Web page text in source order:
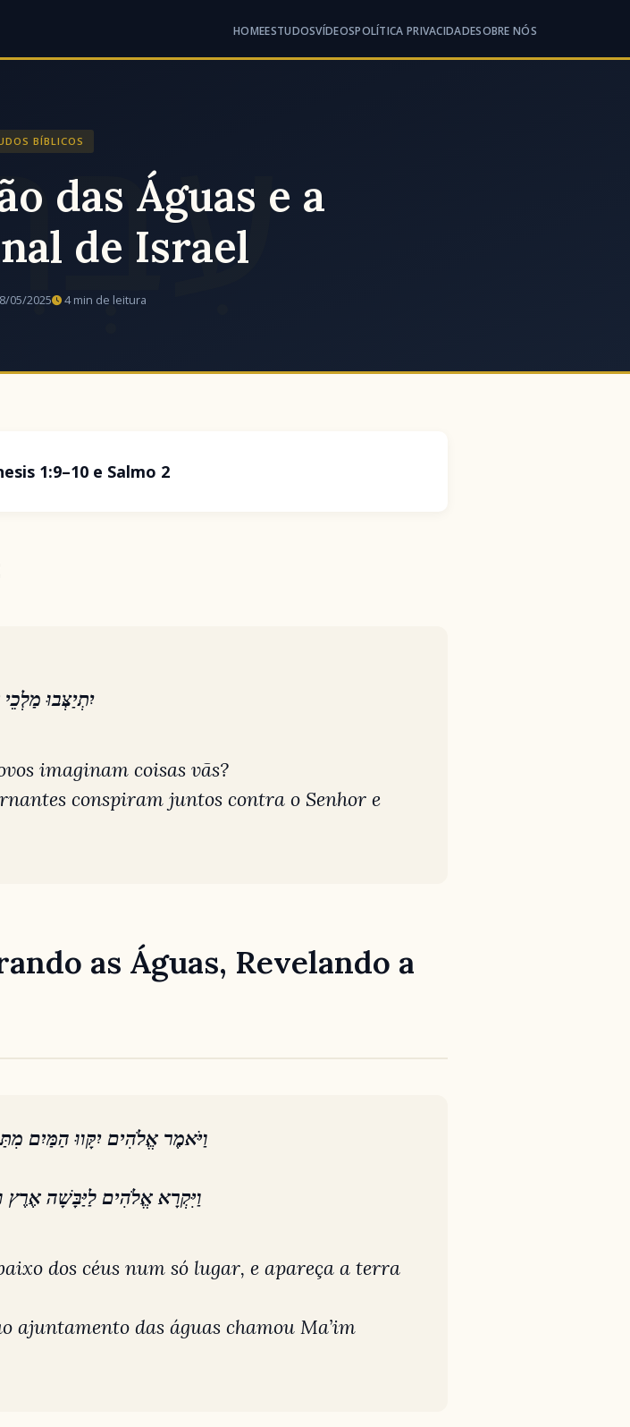
HOMEESTUDOSVÍDEOSPOLÍTICA PRIVACIDADESOBRE NÓS
BÍBLICOS
das Águas e a
de Israel
05/2025 4 min de leitura
1:9–10 e Salmo 2
² יִתְיַצְּבוּ
imaginam coisas vãs?
conspiram juntos contra o Senhor e
as Águas, Revelando a
וַיֹּאמֶר אֱלֹהִים יִקָּווּ הַמַּיִם
10 וַיִּקְרָא אֱלֹהִים לַיַּבָּשָׁה
dos céus num só lugar, e apareça a terra
ajuntamento das águas chamou Ma’im